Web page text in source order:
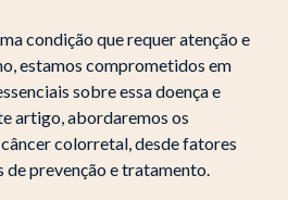
condição que requer atenção e
estamos comprometidos em
sobre essa doença e
artigo, abordaremos os
colorretal, desde fatores
prevenção e tratamento.